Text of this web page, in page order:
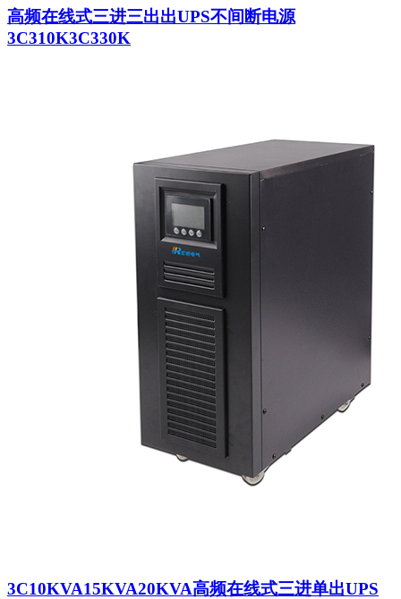
高频在线式三进三出出UPS不间断电源
3C310K3C330K
3C10KVA15KVA20KVA高频在线式三进单出UPS